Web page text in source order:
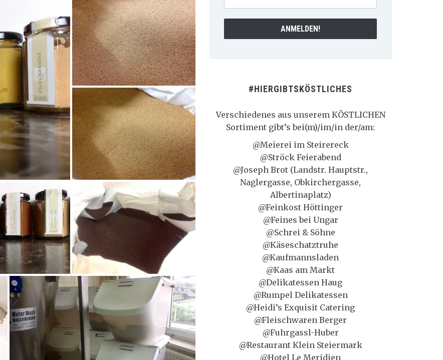
#HIERGIBTSKÖSTLICHES
Verschiedenes aus unserem KÖSTLICHEN
Sortiment gibt’s bei(m)/im/in der/am:
@Meierei im Steirereck
@Ströck Feierabend
@Joseph Brot (Landstr. Hauptstr.,
Naglergasse, Obkirchergasse,
Albertinaplatz)
@Feinkost Höttinger
@Feines bei Ungar
@Schrei & Söhne
@Käseschatztruhe
@Kaufmannsladen
@Kaas am Markt
@Delikatessen Haug
@Rumpel Delikatessen
@Heidi’s Exquisit Catering
@Fleischwaren Berger
@Fuhrgassl-Huber
@Restaurant Klein Steiermark
@Hotel Le Meridien